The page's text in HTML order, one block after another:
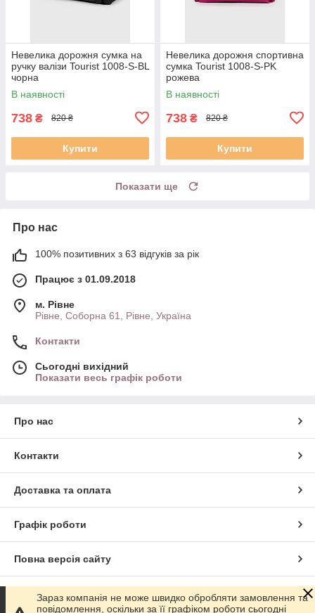
Невелика дорожня сумка на
ручку валізи Tourist 1008-S-BL
чорна
В наявності
738 ₴ 820 ₴
Купити
Невелика дорожня спортивна
сумка Tourist 1008-S-PK
рожева
В наявності
738 ₴ 820 ₴
Купити
Показати ще
Про нас
100% позитивних з 63 відгуків за рік
Працює з 01.09.2018
м. Рівне
Рівне, Соборна 61, Рівне, Україна
Контакти
Сьогодні вихідний
Показати весь графік роботи
Про нас
Контакти
Доставка та оплата
Графік роботи
Повна версія сайту
Сайт створено на маркетплейсі Prom.ua
Зараз компанія не може швидко обробляти замовлення та
повідомлення, оскільки за її графіком роботи сьогодні